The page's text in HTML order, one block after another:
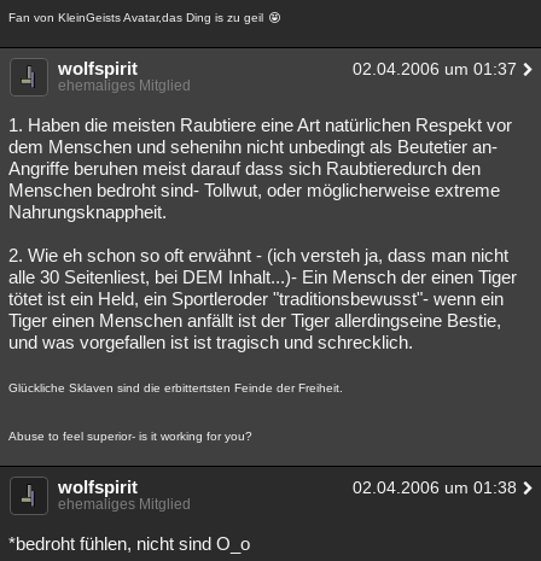
Fan von KleinGeists Avatar,das Ding is zu geil
wolfspirit 02.04.2006 um 01:37
ehemaliges Mitglied
1. Haben die meisten Raubtiere eine Art natürlichen Respekt vor
dem Menschen und sehenihn nicht unbedingt als Beutetier an-
Angriffe beruhen meist darauf dass sich Raubtieredurch den
Menschen bedroht sind- Tollwut, oder möglicherweise extreme
Nahrungsknappheit.
2. Wie eh schon so oft erwähnt - (ich versteh ja, dass man nicht
alle 30 Seitenliest, bei DEM Inhalt...)- Ein Mensch der einen Tiger
tötet ist ein Held, ein Sportleroder "traditionsbewusst"- wenn ein
Tiger einen Menschen anfällt ist der Tiger allerdingseine Bestie,
und was vorgefallen ist ist tragisch und schrecklich.
Glückliche Sklaven sind die erbittertsten Feinde der Freiheit.
Abuse to feel superior- is it working for you?
wolfspirit 02.04.2006 um 01:38
ehemaliges Mitglied
*bedroht fühlen, nicht sind O_o